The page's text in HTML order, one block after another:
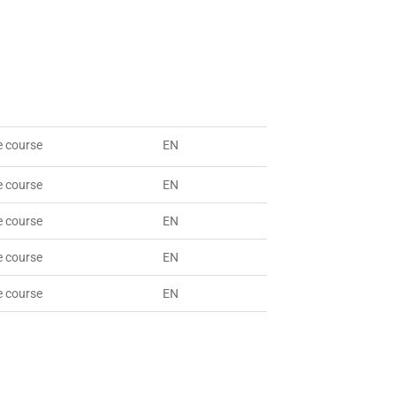
course EN
course EN
course EN
course EN
course EN